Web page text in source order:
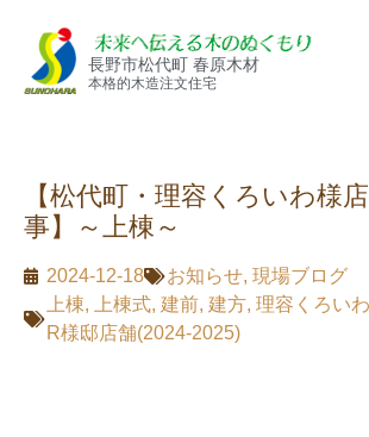
長野市松代町 春原木材
本格的木造注文住宅
【松代町・理容くろいわ様
事】～上棟～
2024-12-18 お知らせ, 現場ブログ
上棟, 上棟式, 建前, 建方, 理容くろいわ
R様邸店舗(2024-2025)